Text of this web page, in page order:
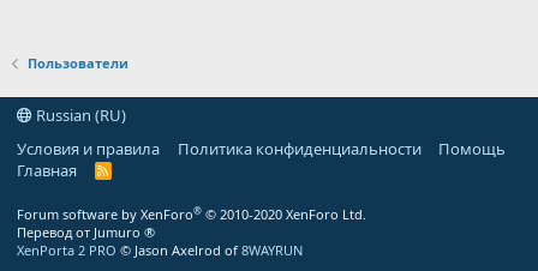
Пользователи
Russian (RU)
Условия и правила
Политика конфиденциальности
Помощь
Главная
R
Forum software by XenForo® © 2010-2020 XenForo Ltd.
Перевод от Jumuro ®
XenPorta 2 PRO © Jason Axelrod of 8WAYRUN